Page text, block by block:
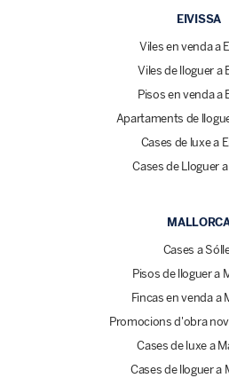
EIVISSA
Viles en venda a
Viles de lloguer a
Pisos en venda a
Apartaments de
Cases de luxe a
Cases de Lloguer
Cases a
Pisos de lloguer a
Fincas en venda a
Promocions d'obra
Cases de luxe a
Cases de lloguer a